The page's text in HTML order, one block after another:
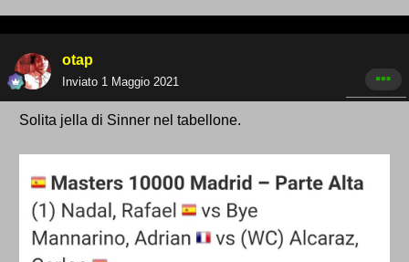
otap
Inviato 1 Maggio 2021
Solita jella di Sinner nel tabellone.